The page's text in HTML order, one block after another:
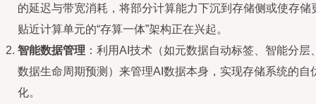
的延迟与带宽消耗，将部分计算能力下沉到存储侧或使存储
贴近计算单元的“存算一体”架构正在兴起。
智能数据管理 ：利用AI技术（如元数据自动标签、智能分层
数据生命周期预测）来管理AI数据本身，实现存储系统的自
化。